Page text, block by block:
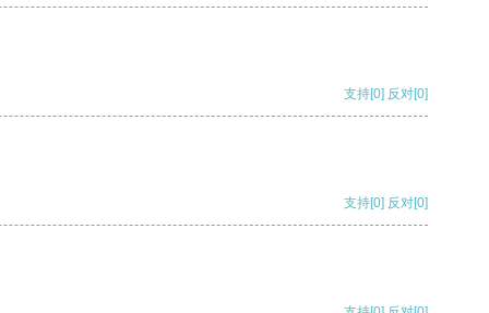
支持[0] 反对[0]
支持[0] 反对[0]